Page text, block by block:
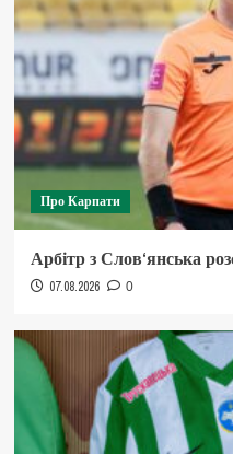
Про Карпати
Арбітр з Слов‘янська
07.08.2026 0